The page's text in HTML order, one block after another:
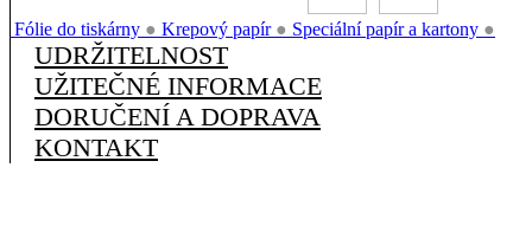
Fólie do tiskárny ● Krepový papír ● Speciální papír a kartony ●
UDRŽITELNOST
UŽITEČNÉ INFORMACE
DORUČENÍ A DOPRAVA
KONTAKT